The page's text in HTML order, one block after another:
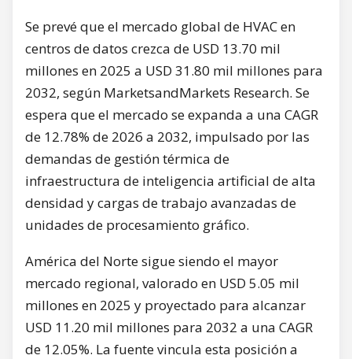
Se prevé que el mercado global de HVAC en
centros de datos crezca de USD 13.70 mil
millones en 2025 a USD 31.80 mil millones para
2032, según MarketsandMarkets Research. Se
espera que el mercado se expanda a una CAGR
de 12.78% de 2026 a 2032, impulsado por las
demandas de gestión térmica de
infraestructura de inteligencia artificial de alta
densidad y cargas de trabajo avanzadas de
unidades de procesamiento gráfico.
América del Norte sigue siendo el mayor
mercado regional, valorado en USD 5.05 mil
millones en 2025 y proyectado para alcanzar
USD 11.20 mil millones para 2032 a una CAGR
de 12.05%. La fuente vincula esta posición a